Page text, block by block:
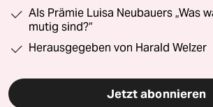
Als Prämie Luisa Neubauers „Was
mutig sind?“
Herausgegeben von Harald Welzer
Jetzt abonnieren